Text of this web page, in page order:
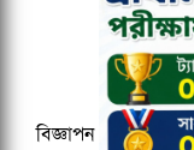
বিজ্ঞাপন